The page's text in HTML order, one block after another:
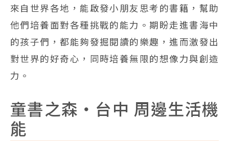
來自世界各地，能啟發小朋友思考的書籍，幫助
他們培養面對各種挑戰的能力。期盼走進書海中
的孩子們，都能夠發掘閱讀的樂趣，進而激發出
對世界的好奇心，同時培養無限的想像力與創造
力。
童書之森・台中 周邊生活機
能